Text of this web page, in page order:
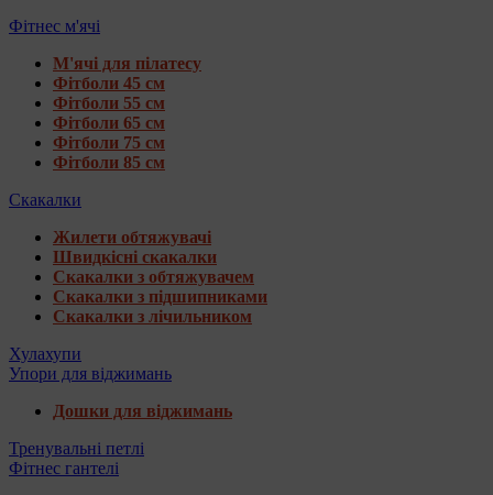
Фітнес м'ячі
М'ячі для пілатесу
Фітболи 45 см
Фітболи 55 см
Фітболи 65 см
Фітболи 75 см
Фітболи 85 см
Скакалки
Жилети обтяжувачі
Швидкісні скакалки
Скакалки з обтяжувачем
Скакалки з підшипниками
Скакалки з лічильником
Хулахупи
Упори для віджимань
Дошки для віджимань
Тренувальні петлі
Фітнес гантелі